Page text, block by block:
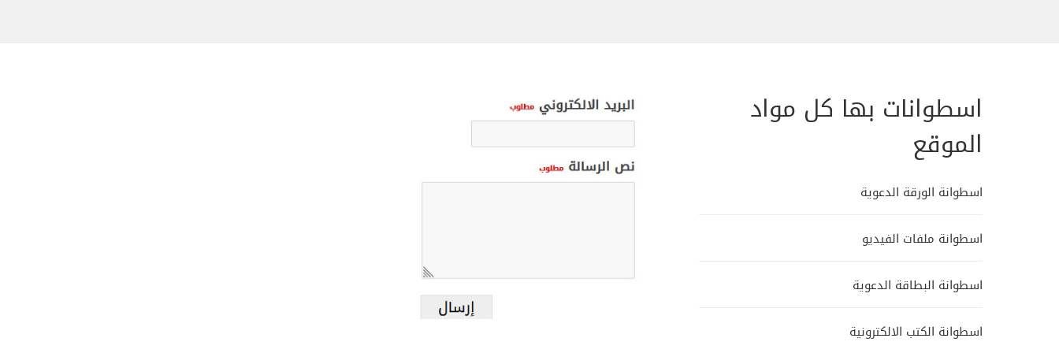
اسطوانات بها كل مواد
الموقع
اسطوانة الورقة الدعوية
اسطوانة ملفات الفيديو
اسطوانة البطاقة الدعوية
اسطوانة الكتب الالكترونية